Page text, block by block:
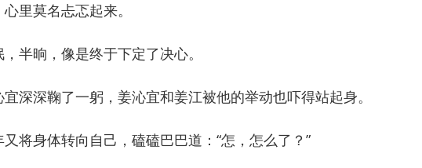
莫名忐忑起来。
晌，像是终于下定了决心。
深鞠了一躬，姜沁宜和姜江被他的举动也吓得站起身。
身体转向自己，磕磕巴巴道：“怎，怎么了？”